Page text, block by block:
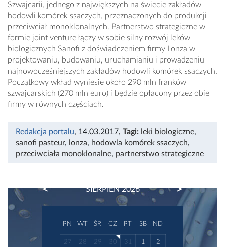
Szwajcarii, jednego z największych na świecie zakładów
hodowli komórek ssaczych, przeznaczonych do produkcji
przeciwciał monoklonalnych. Partnerstwo strategiczne w
formie joint venture łączy w sobie silny rozwój leków
biologicznych Sanofi z doświadczeniem firmy Lonza w
projektowaniu, budowaniu, uruchamianiu i prowadzeniu
najnowocześniejszych zakładów hodowli komórek ssaczych.
Początkowy wkład wyniesie około 290 mln franków
szwajcarskich (270 mln euro) i będzie opłacony przez obie
firmy w równych częściach.
Redakcja portalu, 14.03.2017, Tagi: leki biologiczne,
sanofi pasteur, lonza, hodowla komórek ssaczych,
przeciwciała monoklonalne, partnerstwo strategiczne
SIERPIEŃ 2026
PREVIOUS NEXT
PN WT ŚR CZ PT SB ND
27 28 29 30 31 1 2